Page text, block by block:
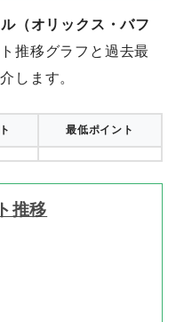
（オリックス・バフ
推移グラフと過去最
します。
最低ポイント
推移